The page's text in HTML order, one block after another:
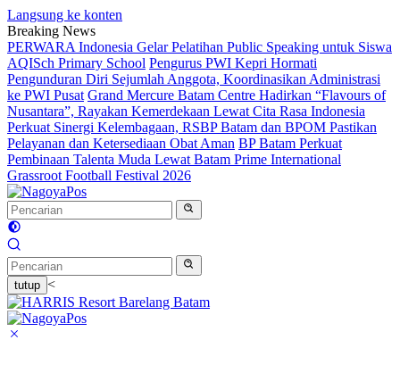
Langsung ke konten
Breaking News
PERWARA Indonesia Gelar Pelatihan Public Speaking untuk Siswa
AQISch Primary School Pengurus PWI Kepri Hormati
Pengunduran Diri Sejumlah Anggota, Koordinasikan Administrasi
ke PWI Pusat Grand Mercure Batam Centre Hadirkan “Flavours of
Nusantara”, Rayakan Kemerdekaan Lewat Cita Rasa Indonesia
Perkuat Sinergi Kelembagaan, RSBP Batam dan BPOM Pastikan
Pelayanan dan Ketersediaan Obat Aman BP Batam Perkuat
Pembinaan Talenta Muda Lewat Batam Prime International
Grassroot Football Festival 2026
tutup <